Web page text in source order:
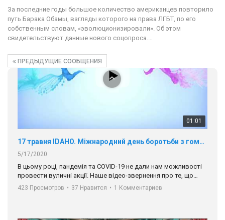
За последние годы большое количество американцев повторило
путь Барака Обамы, взгляды которого на права ЛГБТ, по его
собственным словам, «эволюционизировали». Об этом
свидетельствуют данные нового соцопроса.…
ПРЕДЫДУЩИЕ СООБЩЕНИЯ
5/17/2020
В цьому році, пандемія та COVІD-19 не дали нам можливості
провести вуличні акції. Наше відео-звернення про те, що
навіть коли ми у різних містах та не можемо зустрінеться, ми
разом. Ми закликаємо всіх хто поділяє цінності рівності та
солідарності, приєднатися до нас. Регіональні підрозділи
ГАУ є в 16 областях України.
Разом наш голос лунає гучніше!
00:58